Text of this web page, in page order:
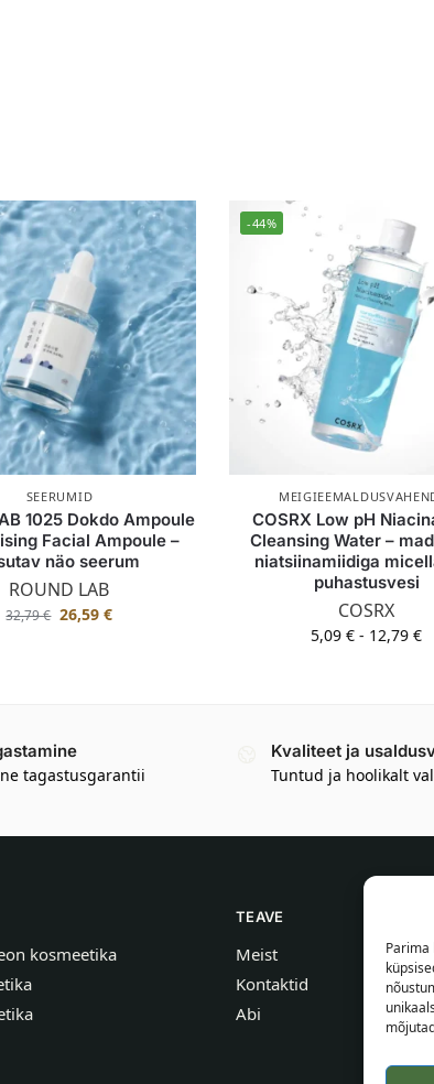
Parima
SEERUMID
1025 Dokdo Ampoule
Facial Ampoule –
näo seerum
ROUND LAB
32,79€ 26,59€
-44%
COSRX Low pH
Cleansing Water –
niatsiinamiidiga
puhastusvesi
COSRX
5,09€ - 12,79€
tagastusgarantii
Kvaliteet ja
Tuntud ja hoolikalt
kosmeetika
TEAVE
Meist
Kontaktid
Abi